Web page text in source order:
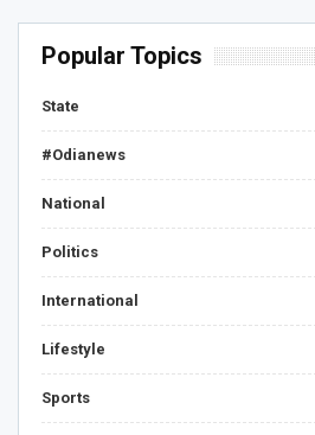
Popular Topics
State
#Odianews
National
Politics
International
Lifestyle
Sports